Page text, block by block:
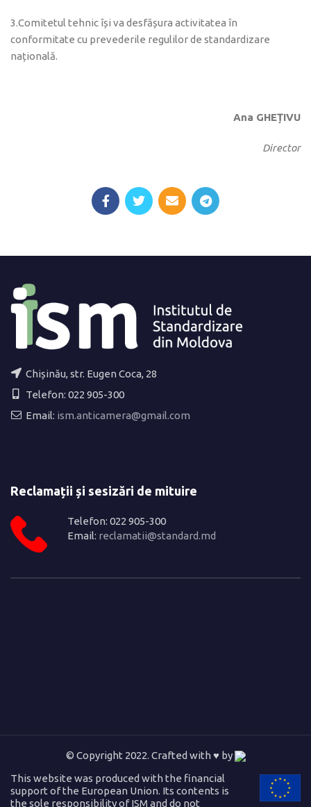
3.Comitetul tehnic își va desfășura activitatea în
conformitate cu prevederile regulilor de standardizare
națională.
Ana GHEȚIVU
Director
Chișinău, str. Eugen Coca, 28
Telefon: 022 905-300
Email: ism.anticamera@gmail.com
Reclamații și sesizări de mituire
Telefon: 022 905-300
Email: reclamatii@standard.md
© Copyright 2022. Crafted with ♥ by
This website was produced with the financial
support of the European Union. Its contents is
the sole responsibility of ISM and do not